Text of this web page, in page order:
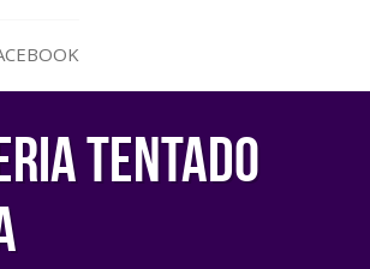
tentado